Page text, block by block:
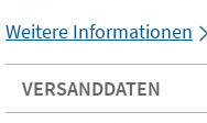
Weitere Informationen
VERSANDDATEN